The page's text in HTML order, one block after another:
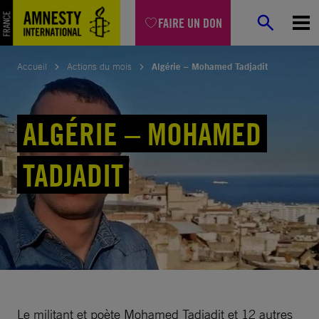
FAIRE UN DON
Aller
au
contenu
Accueil Actions du mois Algérie – Mohamed Tadjadit
ALGÉRIE – MOHAMED
TADJADIT
Le militant et poète Mohamed Tadjadit et 12 autres